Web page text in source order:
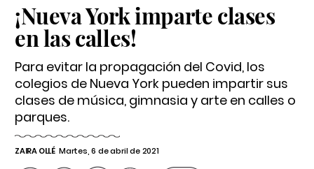
¡Nueva York imparte clases
en las calles!
Para evitar la propagación del Covid, los
colegios de Nueva York pueden impartir sus
clases de música, gimnasia y arte en calles o
parques.
ZAIRA OLLÉ Martes, 6 de abril de 2021